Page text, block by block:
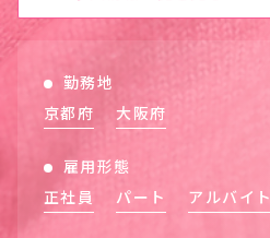
勤務地
京都府
大阪府
雇用形態
正社員
パート アルバイト